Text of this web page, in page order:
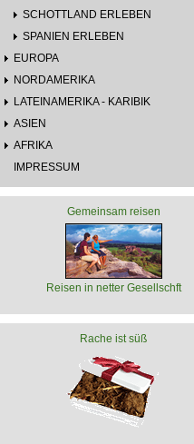
SCHOTTLAND ERLEBEN
SPANIEN ERLEBEN
EUROPA
NORDAMERIKA
LATEINAMERIKA - KARIBIK
ASIEN
AFRIKA
IMPRESSUM
Gemeinsam reisen
Reisen in netter Gesellschft
Rache ist süß